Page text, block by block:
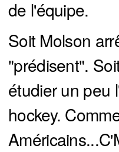
de l'équipe.
Soit Molson
"prédisent".
étudier un peu
hockey.